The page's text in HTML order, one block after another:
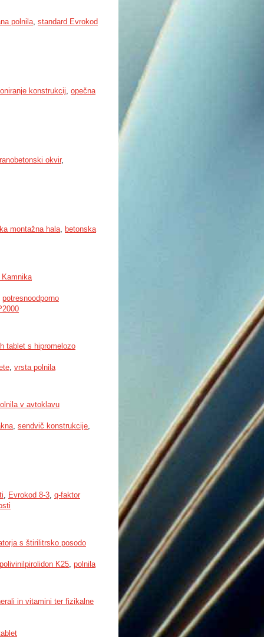
polnila, standard Evrokod
konstrukcij, opečna
okvir,
montažna hala, betonska
Kamnika
potresnoodporno
tablet s hipromelozo
, vrsta polnila
v avtoklavu
, sendvič konstrukcije,
, Evrokod 8-3, q-faktor
s štirilitrsko posodo
polivinilpirolidon K25, polnila
in vitamini ter fizikalne